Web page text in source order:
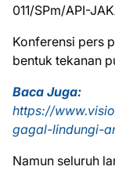
011/SPm/API-
Konferensi pers
bentuk tekanan
Baca Juga:
https://
gagal-lindungi-
Namun seluruh